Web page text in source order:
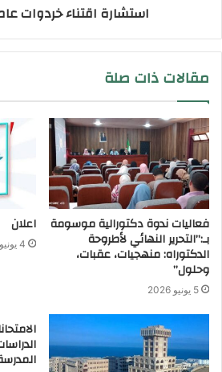
استشارة اقتناء خردوات عامة
مقالات ذات صلة
فعاليات ندوة دكتورالية موسومة
بـ:”التحرير النهائي لأطروحة
الدكتوراه: منهجيات، عقبات،
وحلول”
5 يونيو 2026
اعلان
4 يونيو 2026